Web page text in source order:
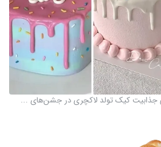
جذابیت کیک تولد لاکچری در جشن‌های ...